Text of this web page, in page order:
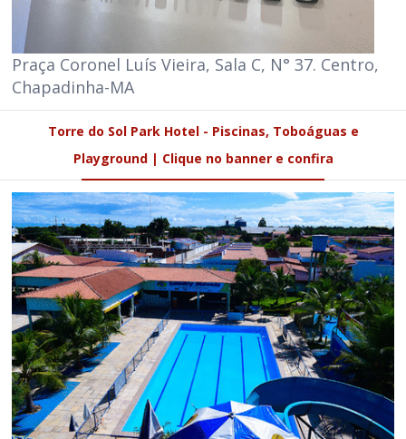
Praça Coronel Luís Vieira, Sala C, N° 37. Centro,
Chapadinha-MA
Torre do Sol Park Hotel - Piscinas, Toboáguas e
Playground | Clique no banner e confira